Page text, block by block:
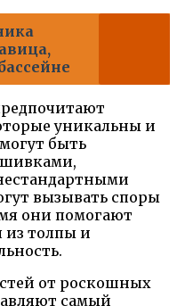
уникальны и
быть
вызывать споры
они помогают
из толпы и
от роскошных
самый